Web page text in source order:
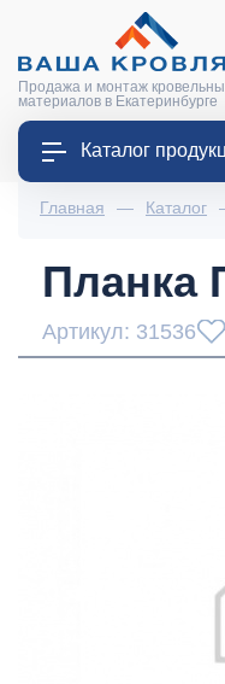
Продажа и монтаж
материалов в Екатеринбурге
Каталог
Главная — Каталог
Планка
Артикул: 31536